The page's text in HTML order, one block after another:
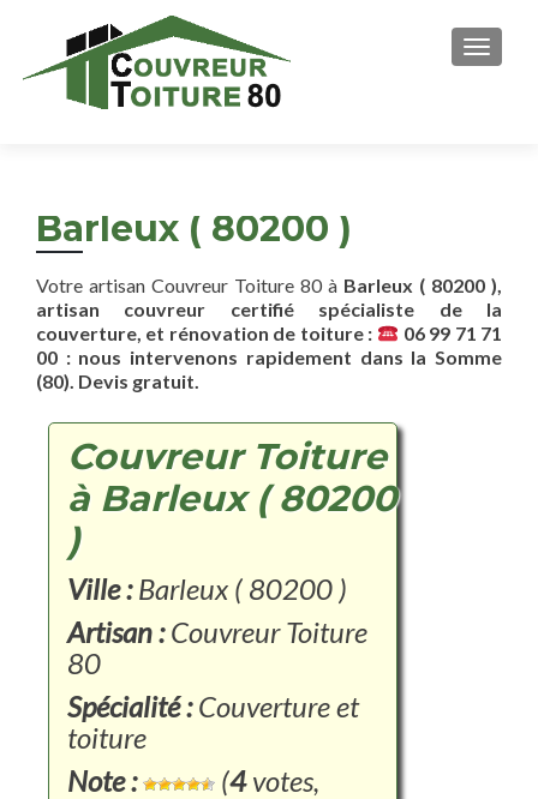
Barleux ( 80200 )
Votre artisan Couvreur Toiture 80 à Barleux ( 80200 ),
artisan couvreur certifié spécialiste de la
couverture, et rénovation de toiture :
06 99 71 71
00 : nous intervenons rapidement dans la Somme
(80). Devis gratuit.
Couvreur Toiture
à Barleux ( 80200
)
Ville :Barleux ( 80200 )
Artisan :Couvreur Toiture
80
Spécialité :Couverture et
toiture
Note :
(4votes,